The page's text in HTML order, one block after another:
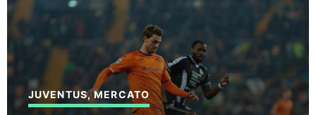
JUVENTUS,MERCATO